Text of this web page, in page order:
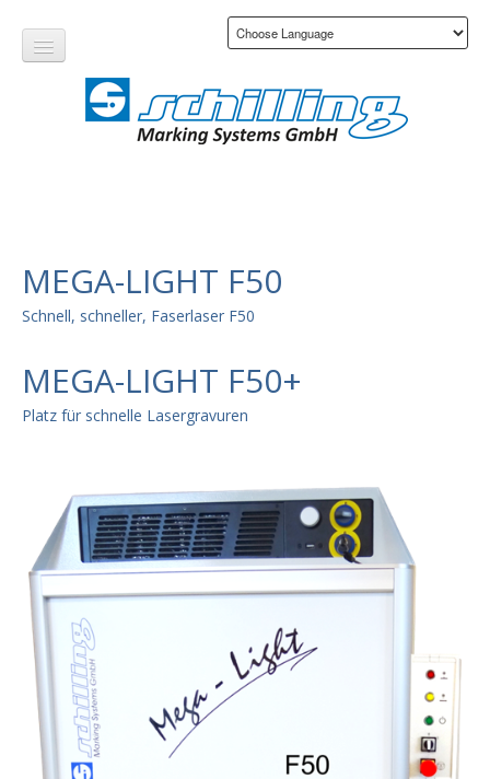
Produkte
Dienstleistungen
Kontakt
MEGA-LIGHT F50
Schnell, schneller, Faserlaser F50
MEGA-LIGHT F50+
Platz für schnelle Lasergravuren